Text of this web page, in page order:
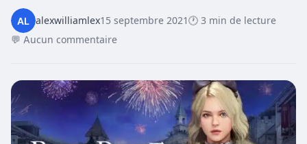
alexwilliamlex15 septembre 2021🕐 3 min de lecture
💬 Aucun commentaire